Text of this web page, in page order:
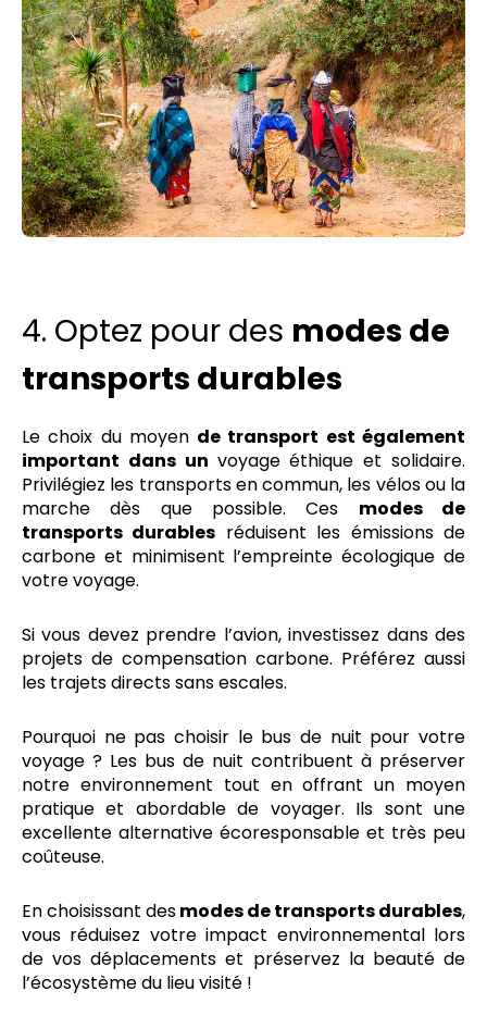
4. Optez pour des modes de
transports durables
Le choix du moyen de transport est également
important dans un voyage éthique et solidaire.
Privilégiez les transports en commun, les vélos ou la
marche dès que possible. Ces modes de
transports durables réduisent les émissions de
carbone et minimisent l’empreinte écologique de
votre voyage.
Si vous devez prendre l’avion, investissez dans des
projets de compensation carbone. Préférez aussi
les trajets directs sans escales.
Pourquoi ne pas choisir le bus de nuit pour votre
voyage ? Les bus de nuit contribuent à préserver
notre environnement tout en offrant un moyen
pratique et abordable de voyager. Ils sont une
excellente alternative écoresponsable et très peu
coûteuse.
En choisissant desmodes de transports durables,
vous réduisez votre impact environnemental lors
de vos déplacements et préservez la beauté de
l’écosystème du lieu visité !